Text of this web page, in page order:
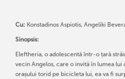
Cu: Konstadinos Aspiotis, Angeliki
Sinopsis:
Eleftheria, o adolescentă într-o țară
vecin Angelos, care o invită în lumea lui
orașului torid pe bicicleta lui, ea va fi